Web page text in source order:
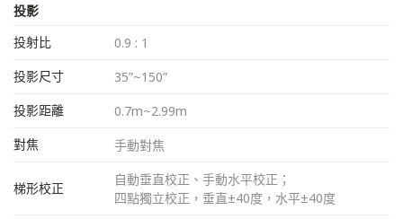
投影
投射比
0.9 : 1
投影尺寸
35”~150”
投影距離
0.7m~2.99m
對焦
手動對焦
梯形校正
自動垂直校正、手動水平校正；
四點獨立校正，垂直±40度，水平±40度